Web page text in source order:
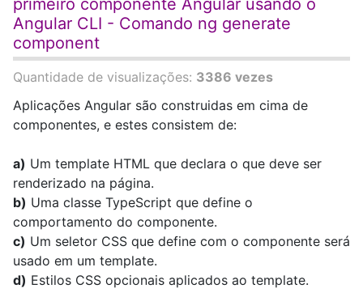
primeiro componente Angular usando o
Angular CLI - Comando ng generate
component
Quantidade de visualizações: 3386 vezes
Aplicações Angular são construidas em cima de
componentes, e estes consistem de:
a) Um template HTML que declara o que deve ser
renderizado na página.
b) Uma classe TypeScript que define o
comportamento do componente.
c) Um seletor CSS que define com o componente será
usado em um template.
d) Estilos CSS opcionais aplicados ao template.